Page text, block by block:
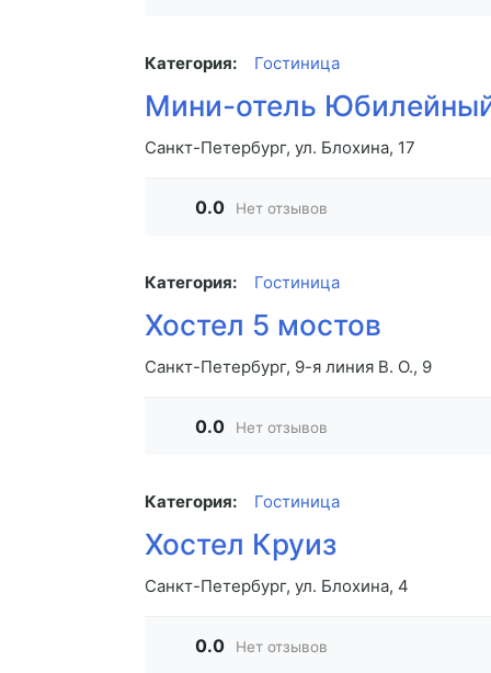
Категория: Гостиница
Мини-отель
Санкт-Петербург, ул. Блохина, 17
0.0 Нет отзывов
Категория: Гостиница
Хостел 5 мостов
Санкт-Петербург, 9-я линия В. О., 9
0.0 Нет отзывов
Категория: Гостиница
Хостел Круиз
Санкт-Петербург, ул. Блохина, 4
0.0 Нет отзывов